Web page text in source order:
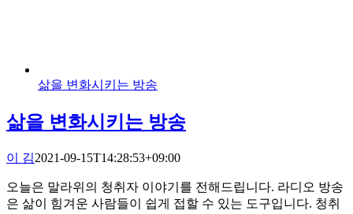
삶을 변화시키는 방송
삶을 변화시키는 방송
이 김2021-09-15T14:28:53+09:00
오늘은 말라위의 청취자 이야기를 전해드립니다. 라디오 방송
은 삶이 힘겨운 사람들이 쉽게 접할 수 있는 도구입니다. 청취